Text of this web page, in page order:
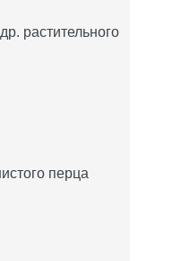
растительного
перца